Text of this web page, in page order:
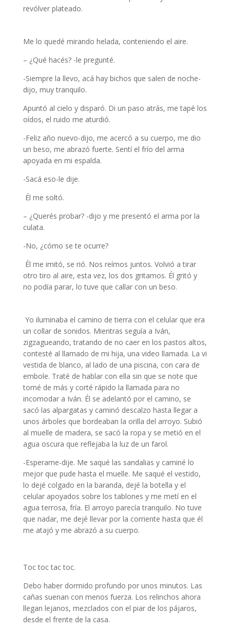
revólver plateado.
Me lo quedé mirando helada, conteniendo el aire.
– ¿Qué hacés? -le pregunté.
-Siempre la llevo, acá hay bichos que salen de noche-
dijo, muy tranquilo.
Apuntó al cielo y disparó. Di un paso atrás, me tapé los
oídos, el ruido me aturdió.
-Feliz año nuevo-dijo, me acercó a su cuerpo, me dio
un beso, me abrazó fuerte. Sentí el frío del arma
apoyada en mi espalda.
-Sacá eso-le dije.
Él me soltó.
– ¿Querés probar? -dijo y me presentó el arma por la
culata.
-No, ¿cómo se te ocurre?
Él me imitó, se rió. Nos reímos juntos. Volvió a tirar
otro tiro al aire, esta vez, los dos gritamos. Él gritó y
no podía parar, lo tuve que callar con un beso.
Yo iluminaba el camino de tierra con el celular que era
un collar de sonidos. Mientras seguía a Iván,
zigzagueando, tratando de no caer en los pastos altos,
contesté al llamado de mi hija, una video llamada. La vi
vestida de blanco, al lado de una piscina, con cara de
embole. Traté de hablar con ella sin que se note que
tomé de más y corté rápido la llamada para no
incomodar a Iván. Él se adelantó por el camino, se
sacó las alpargatas y caminó descalzo hasta llegar a
unos árboles que bordeaban la orilla del arroyo. Subió
al muelle de madera, se sacó la ropa y se metió en el
agua oscura que reflejaba la luz de un farol.
-Esperame-dije. Me saqué las sandalias y caminé lo
mejor que pude hasta el muelle. Me saqué el vestido,
lo dejé colgado en la baranda, dejé la botella y el
celular apoyados sobre los tablones y me metí en el
agua terrosa, fría. El arroyo parecía tranquilo. No tuve
que nadar, me dejé llevar por la corriente hasta que él
me atajó y me abrazó a su cuerpo.
Toc toc tac toc.
Debo haber dormido profundo por unos minutos. Las
cañas suenan con menos fuerza. Los relinchos ahora
llegan lejanos, mezclados con el piar de los pájaros,
desde el frente de la casa.